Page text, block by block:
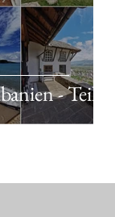
- Teil 1